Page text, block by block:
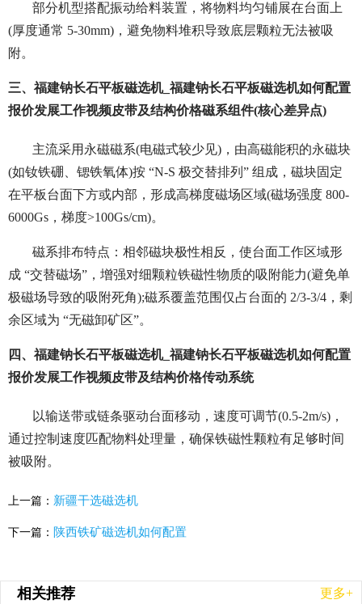
部分机型搭配振动给料装置，将物料均匀铺展在台面上
(厚度通常 5-30mm)，避免物料堆积导致底层颗粒无法被吸
附。
三、福建钠长石平板磁选机_福建钠长石平板磁选机如何配置
报价发展工作视频皮带及结构价格磁系组件(核心差异点)
主流采用永磁磁系(电磁式较少见)，由高磁能积的永磁块
(如钕铁硼、锶铁氧体)按 “N-S 极交替排列” 组成，磁块固定
在平板台面下方或内部，形成高梯度磁场区域(磁场强度 800-
6000Gs，梯度>100Gs/cm)。
磁系排布特点：相邻磁块极性相反，使台面工作区域形
成 “交替磁场”，增强对细颗粒铁磁性物质的吸附能力(避免单
极磁场导致的吸附死角);磁系覆盖范围仅占台面的 2/3-3/4，剩
余区域为 “无磁卸矿区”。
四、福建钠长石平板磁选机_福建钠长石平板磁选机如何配置
报价发展工作视频皮带及结构价格传动系统
以输送带或链条驱动台面移动，速度可调节(0.5-2m/s)，
通过控制速度匹配物料处理量，确保铁磁性颗粒有足够时间
被吸附。
上一篇： 新疆干选磁选机
下一篇： 陕西铁矿磁选机如何配置
相关推荐 更多+